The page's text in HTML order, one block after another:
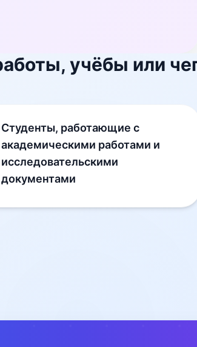
учёбы или
Студенты, работающие с
академическими работами и
исследовательскими
документами